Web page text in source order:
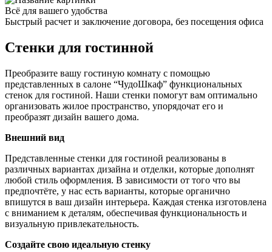
Всё для вашего удобства
Быстрый расчет и заключение договора, без посещения офиса
Стенки для гостинной
Преобразите вашу гостиную комнату с помощью
представленных в салоне “ЧудоШкаф” функциональных
стенок для гостиной. Наши стенки помогут вам оптимально
организовать жилое пространство, упорядочат его и
преобразят дизайн вашего дома.
Внешний вид
Представленные стенки для гостиной реализованы в
различных вариантах дизайна и отделки, которые дополнят
любой стиль оформления. В зависимости от того что вы
предпочтёте, у нас есть варианты, которые органично
впишутся в ваш дизайн интерьера. Каждая стенка изготовлена
с вниманием к деталям, обеспечивая функциональность и
визуальную привлекательность.
Создайте свою идеальную стенку